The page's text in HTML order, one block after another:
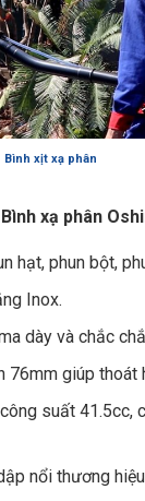
Bình xịt xạ phân
xạ phân
hạt, phun bột,
Inox.
dày và chắc
76mm giúp thoát
suất 41.5cc,
nổi thương